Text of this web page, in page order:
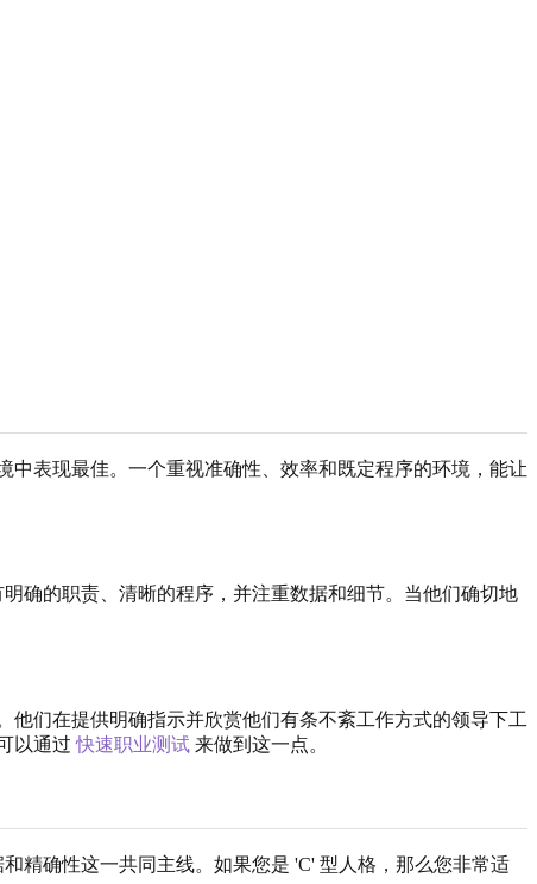
表现最佳。一个重视准确性、效率和既定程序的环境，能让
确的职责、清晰的程序，并注重数据和细节。当他们确切地
们在提供明确指示并欣赏他们有条不紊工作方式的领导下工
以通过快速职业测试 来做到这一点。
精确性这一共同主线。如果您是 'C' 型人格，那么您非常适